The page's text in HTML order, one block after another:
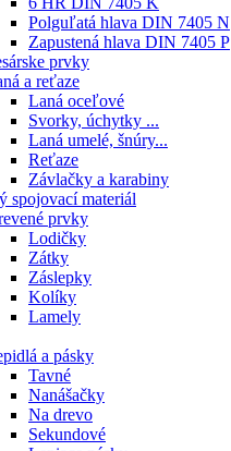
Polguľatá hlava DIN 7405 N
Zapustená hlava DIN 7405 P
prvky
a reťaze
Laná oceľové
Svorky, úchytky ...
Laná umelé, šnúry...
Reťaze
Závlačky a karabiny
spojovací materiál
prvky
Lodičky
Zátky
Záslepky
Kolíky
Lamely
a pásky
Tavné
Nanášačky
Na drevo
Sekundové